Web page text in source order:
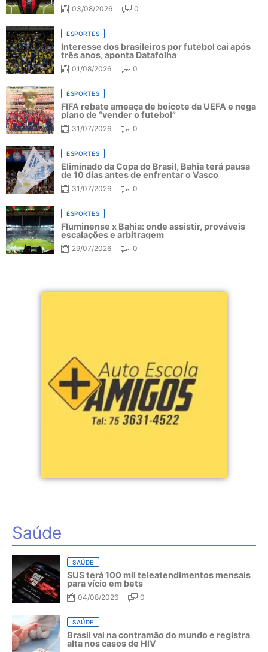
03/08/2026 0
ESPORTES
Interesse dos brasileiros por futebol cai após
três anos, aponta Datafolha
01/08/2026 0
ESPORTES
FIFA rebate ameaça de boicote da UEFA e nega
plano de “vender o futebol”
31/07/2026 0
ESPORTES
Eliminado da Copa do Brasil, Bahia terá pausa
de 10 dias antes de enfrentar o Vasco
31/07/2026 0
ESPORTES
Fluminense x Bahia: onde assistir, prováveis
escalações e arbitragem
29/07/2026 0
Saúde
SAÚDE
SUS terá 100 mil teleatendimentos mensais
para vício em bets
04/08/2026 0
SAÚDE
Brasil vai na contramão do mundo e registra
alta nos casos de HIV